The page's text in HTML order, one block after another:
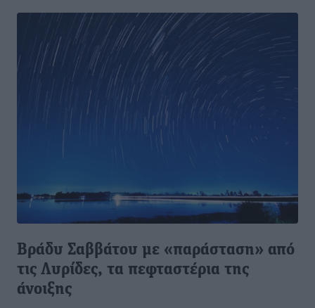
Βράδυ Σαββάτου με «παράσταση» από
τις Λυρίδες, τα πεφταστέρια της
άνοιξης